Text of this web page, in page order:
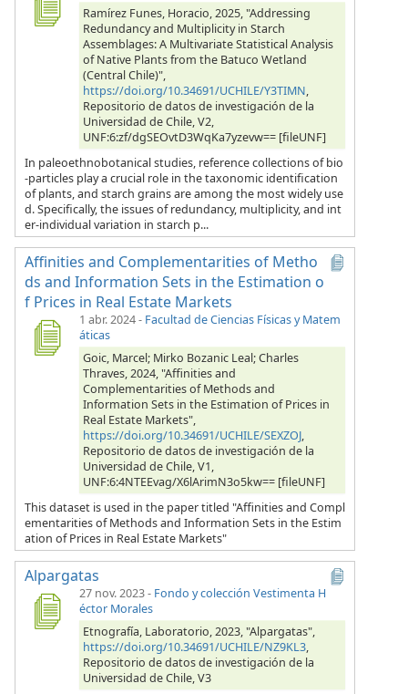
Ramírez Funes, Horacio, 2025, "Addressing
Redundancy and Multiplicity in Starch
Assemblages: A Multivariate Statistical Analysis
of Native Plants from the Batuco Wetland
(Central Chile)",
https://doi.org/10.34691/UCHILE/Y3TIMN,
Repositorio de datos de investigación de la
Universidad de Chile, V2,
UNF:6:zf/dgSEOvtD3WqKa7yzevw== [fileUNF]
In paleoethnobotanical studies, reference collections of bio
-particles play a crucial role in the taxonomic identification
of plants, and starch grains are among the most widely use
d. Specifically, the issues of redundancy, multiplicity, and int
er-individual variation in starch p...
Affinities and Complementarities of Metho
ds and Information Sets in the Estimation o
f Prices in Real Estate Markets
1 abr. 2024- Facultad de Ciencias Físicas y Matem
áticas
Goic, Marcel; Mirko Bozanic Leal; Charles
Thraves, 2024, "Affinities and
Complementarities of Methods and
Information Sets in the Estimation of Prices in
Real Estate Markets",
https://doi.org/10.34691/UCHILE/SEXZOJ,
Repositorio de datos de investigación de la
Universidad de Chile, V1,
UNF:6:4NTEEvag/X6lArimN3o5kw== [fileUNF]
This dataset is used in the paper titled "Affinities and Compl
ementarities of Methods and Information Sets in the Estim
ation of Prices in Real Estate Markets"
Alpargatas
27 nov. 2023- Fondo y colección Vestimenta H
éctor Morales
Etnografía, Laboratorio, 2023, "Alpargatas",
https://doi.org/10.34691/UCHILE/NZ9KL3,
Repositorio de datos de investigación de la
Universidad de Chile, V3